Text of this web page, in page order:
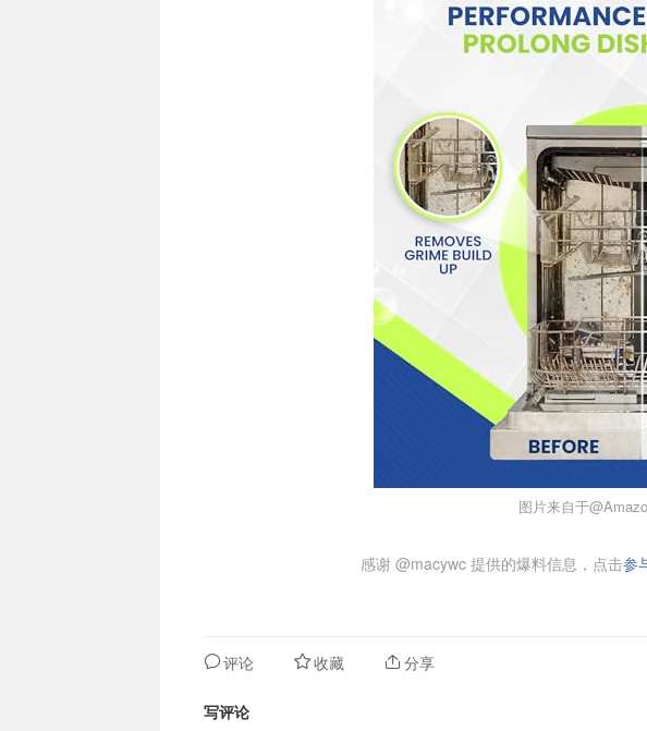
图片来自于
感谢 @macywc 提供的爆料信息，点击参
评论 收藏 分享
写评论